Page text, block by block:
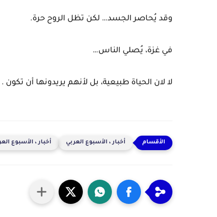
وقد يُحاصر الجسد… لكن تظل الروح حرة.
في غزة، يُصلي الناس…
لا لان الحياة طبيعية، بل لأنهم يريدونها أن تكون .
أخبار ، الأسبوع العربي أخبار ، الأسبوع